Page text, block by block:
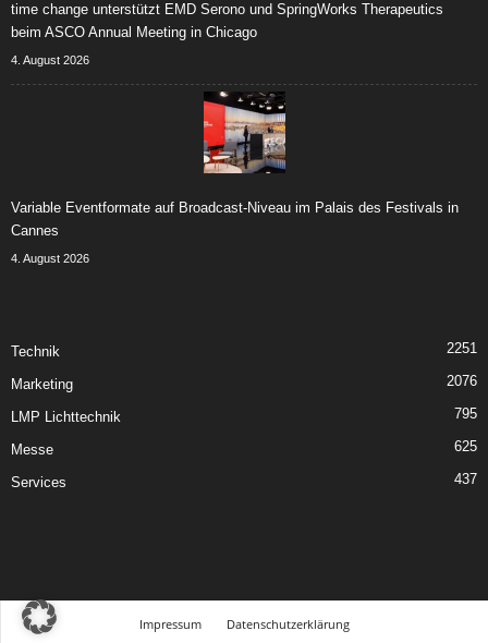
time change unterstützt EMD Serono und SpringWorks Therapeutics
beim ASCO Annual Meeting in Chicago
4. August 2026
Variable Eventformate auf Broadcast-Niveau im Palais des Festivals in
Cannes
4. August 2026
Technik 2251
Marketing 2076
LMP Lichttechnik 795
Messe 625
Services 437
Impressum Datenschutzerklärung